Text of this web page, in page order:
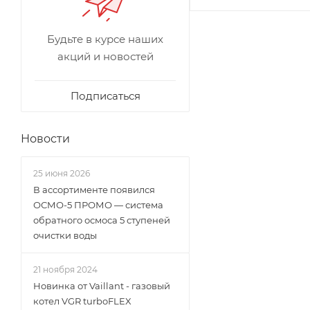
Будьте в курсе наших
акций и новостей
Подписаться
Новости
25 июня 2026
В ассортименте появился
ОСМО-5 ПРОМО — система
обратного осмоса 5 ступеней
очистки воды
21 ноября 2024
Новинка от Vaillant - газовый
котел VGR turboFLEX